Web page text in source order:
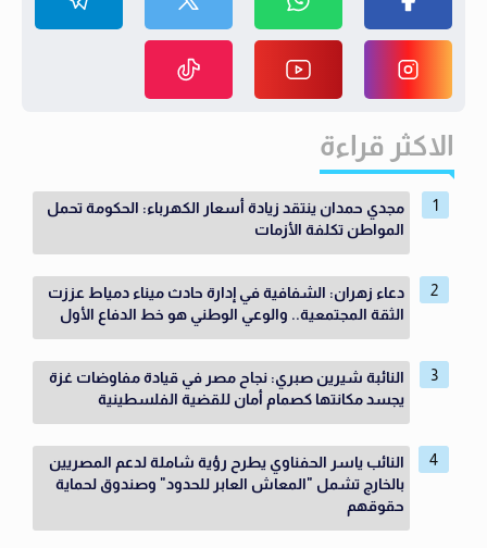
الاكثر قراءة
مجدي حمدان ينتقد زيادة أسعار الكهرباء: الحكومة تحمل
المواطن تكلفة الأزمات
دعاء زهران: الشفافية في إدارة حادث ميناء دمياط عززت
الثقة المجتمعية.. والوعي الوطني هو خط الدفاع الأول
النائبة شيرين صبري: نجاح مصر في قيادة مفاوضات غزة
يجسد مكانتها كصمام أمان للقضية الفلسطينية
النائب ياسر الحفناوي يطرح رؤية شاملة لدعم المصريين
بالخارج تشمل "المعاش العابر للحدود" وصندوق لحماية
حقوقهم